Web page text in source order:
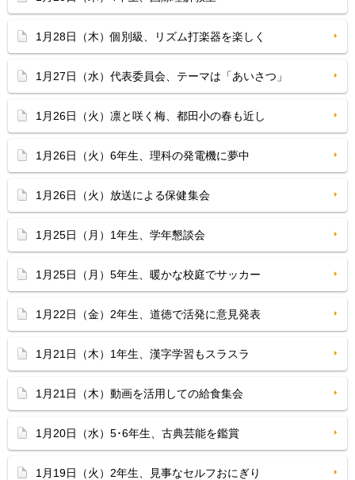
1月28日（木）個別級、リズム打楽器を楽しく
1月27日（水）代表委員会、テーマは「あいさつ」
1月26日（火）凛と咲く梅、都田小の春も近し
1月26日（火）6年生、理科の発電機に夢中
1月26日（火）放送による保健集会
1月25日（月）1年生、学年懇談会
1月25日（月）5年生、暖かな校庭でサッカー
1月22日（金）2年生、道徳で活発に意見発表
1月21日（木）1年生、漢字学習もスラスラ
1月21日（木）動画を活用しての給食集会
1月20日（水）5･6年生、古典芸能を鑑賞
1月19日（火）2年生、見事なセルフおにぎり